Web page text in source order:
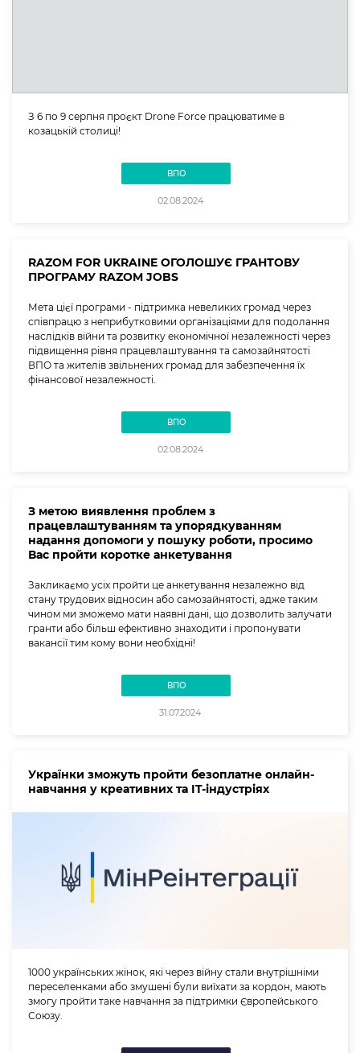
З 6 по 9 серпня проєкт Drone Force працюватиме в
козацькій столиці!
ВПО
02.08.2024
RAZOM FOR UKRAINE ОГОЛОШУЄ ГРАНТОВУ
ПРОГРАМУ RAZOM JOBS
Мета цієї програми - підтримка невеликих громад через
співпрацю з неприбутковими організаціями для подолання
наслідків війни та розвитку економічної незалежності через
підвищення рівня працевлаштування та самозайнятості
ВПО та жителів звільнених громад для забезпечення їх
фінансової незалежності.
ВПО
02.08.2024
З метою виявлення проблем з
працевлаштуванням та упорядкуванням
надання допомоги у пошуку роботи, просимо
Вас пройти коротке анкетування
Закликаємо усіх пройти це анкетування незалежно від
стану трудових відносин або самозайнятості, адже таким
чином ми зможемо мати наявні дані, що дозволить залучати
гранти або більш ефективно знаходити і пропонувати
вакансії тим кому вони необхідні!
ВПО
31.07.2024
Українки зможуть пройти безоплатне онлайн-
навчання у креативних та IT-індустріях
1000 українських жінок, які через війну стали внутрішніми
переселенками або змушені були виїхати за кордон, мають
змогу пройти таке навчання за підтримки Європейського
Союзу.